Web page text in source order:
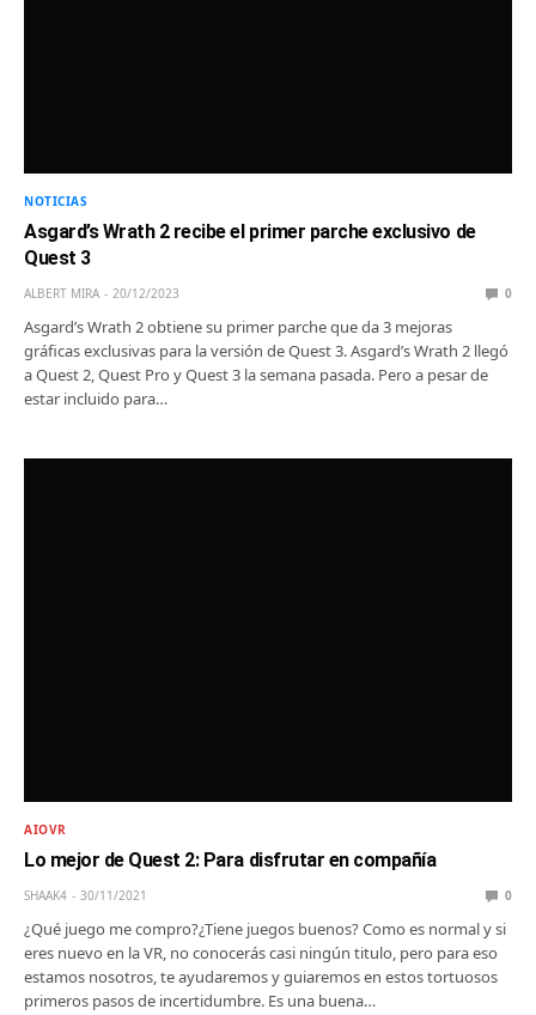
NOTICIAS
Asgard’s Wrath 2 recibe el primer parche exclusivo de
Quest 3
ALBERT MIRA 20/12/2023 0
Asgard’s Wrath 2 obtiene su primer parche que da 3 mejoras
gráficas exclusivas para la versión de Quest 3. Asgard’s Wrath 2 llegó
a Quest 2, Quest Pro y Quest 3 la semana pasada. Pero a pesar de
estar incluido para…
AIOVR
Lo mejor de Quest 2: Para disfrutar en compañía
SHAAK4 30/11/2021 0
¿Qué juego me compro?¿Tiene juegos buenos? Como es normal y si
eres nuevo en la VR, no conocerás casi ningún titulo, pero para eso
estamos nosotros, te ayudaremos y guiaremos en estos tortuosos
primeros pasos de incertidumbre. Es una buena…